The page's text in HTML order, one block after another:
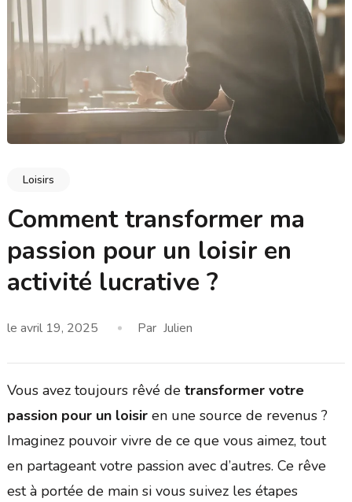
Loisirs
Comment transformer ma
passion pour un loisir en
activité lucrative ?
le avril 19, 2025 Par Julien
Vous avez toujours rêvé de transformer votre
passion pour un loisiren une source de revenus ?
Imaginez pouvoir vivre de ce que vous aimez, tout
en partageant votre passion avec d’autres. Ce rêve
est à portée de main si vous suivez les étapes